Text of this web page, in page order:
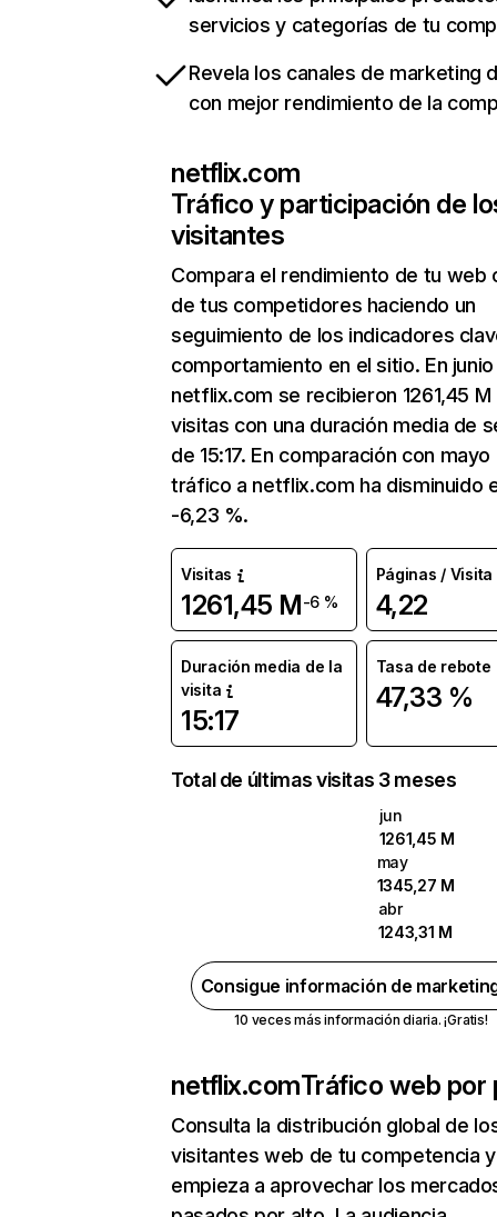
servicios y categorías de tu
Revela los canales de marketing
con mejor rendimiento de la
netflix.com
Tráfico y participación de
visitantes
Compara el rendimiento de tu web
de tus competidores haciendo un
seguimiento de los indicadores
comportamiento en el sitio. En junio
netflix.com se recibieron 1261,45 M
visitas con una duración media de
de 15:17. En comparación con mayo
tráfico a netflix.com ha disminuido
-6,23 %.
Visitas
1261,45 M-6 %
Páginas / Visita
4,22
Duración media de la
visita
15:17
Tasa de rebote
47,33 %
Total de últimas visitas 3 meses
jun
1261,45 M
may
1345,27 M
abr
1243,31 M
Consigue información de
10 veces más información diaria. ¡Gratis!
netflix.comTráfico web por
Consulta la distribución global de
visitantes web de tu competencia y
empieza a aprovechar los